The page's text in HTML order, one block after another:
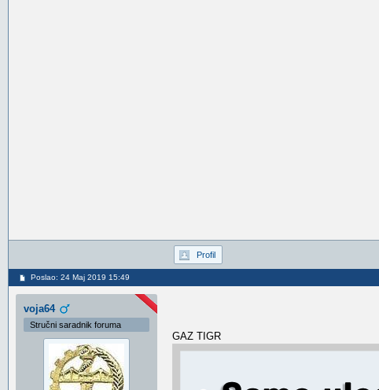
Profil
Poslao: 24 Maj 2019 15:49
voja64
Stručni saradnik foruma
GAZ TIGR